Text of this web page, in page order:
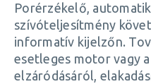
Porérzékelő,
szívóteljesítmény
informatív kijelzőn.
esetleges motor vagy
elzáródásáról,